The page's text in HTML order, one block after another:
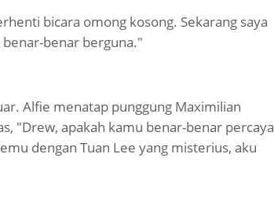
bicara omong kosong. Sekarang saya
benar berguna."
Alfie menatap punggung Maximilian
"Drew, apakah kamu benar-benar percaya
dengan Tuan Lee yang misterius, aku